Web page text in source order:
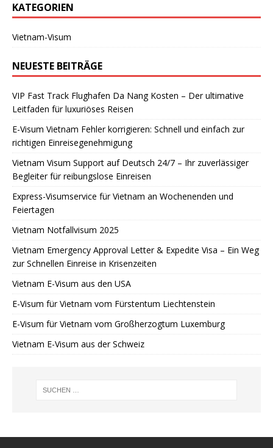
KATEGORIEN
Vietnam-Visum
NEUESTE BEITRÄGE
VIP Fast Track Flughafen Da Nang Kosten – Der ultimative
Leitfaden für luxuriöses Reisen
E-Visum Vietnam Fehler korrigieren: Schnell und einfach zur
richtigen Einreisegenehmigung
Vietnam Visum Support auf Deutsch 24/7 – Ihr zuverlässiger
Begleiter für reibungslose Einreisen
Express-Visumservice für Vietnam an Wochenenden und
Feiertagen
Vietnam Notfallvisum 2025
Vietnam Emergency Approval Letter & Expedite Visa – Ein Weg
zur Schnellen Einreise in Krisenzeiten
Vietnam E-Visum aus den USA
E-Visum für Vietnam vom Fürstentum Liechtenstein
E-Visum für Vietnam vom Großherzogtum Luxemburg
Vietnam E-Visum aus der Schweiz